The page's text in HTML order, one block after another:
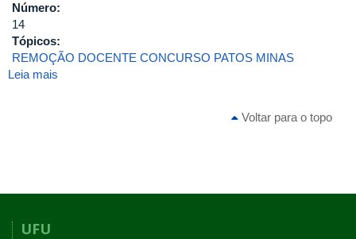
Número:
14
Tópicos:
REMOÇÃO DOCENTE CONCURSO PATOS MINAS
Leia mais
DO
Voltar para o topo
UFU